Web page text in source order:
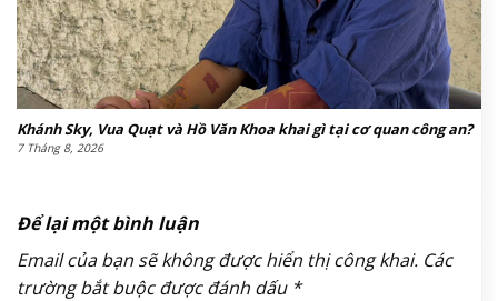
Khánh Sky, Vua Quạt và Hồ Văn Khoa khai gì tại cơ quan công an?
7 Tháng 8, 2026
Để lại một bình luận
Email của bạn sẽ không được hiển thị công khai. Các
trường bắt buộc được đánh dấu *